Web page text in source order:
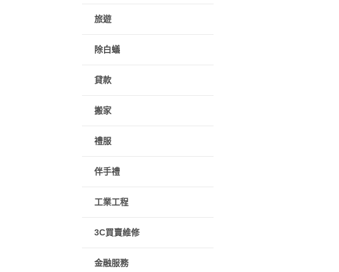
旅遊
除白蟻
貸款
搬家
禮服
伴手禮
工業工程
3C買賣維修
金融服務